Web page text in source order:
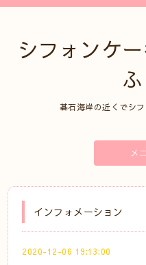
シフォンケ
碁石海岸の近くでシ
メ
インフォメーション
2020-12-06 19:13:00